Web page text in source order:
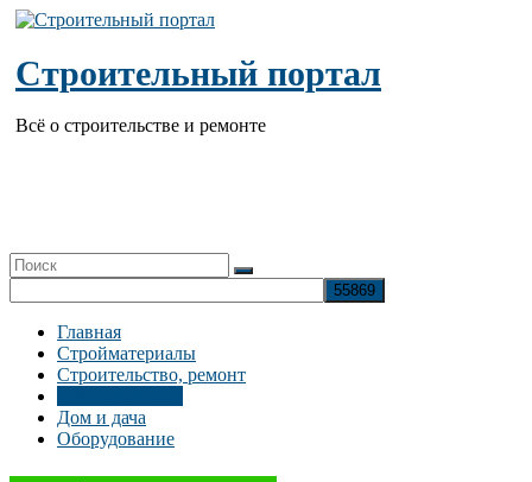
Перейти
содержимому
Строительный портал
Всё о строительстве и ремонте
Главная
Стройматериалы
Строительство, ремонт
Дом и дача
Оборудование